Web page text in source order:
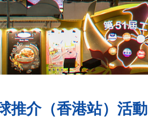
推介（香港站）活動